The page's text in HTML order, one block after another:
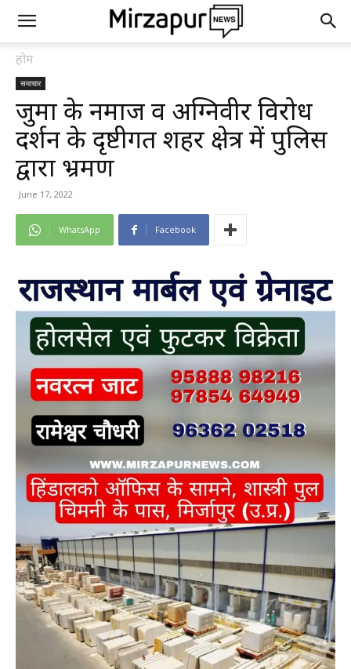
होम
समाचार
जुमा के नमाज व अग्निवीर विरोध
प्रदर्शन के दृष्टीगत शहर क्षेत्र में पुलिस
द्वारा भ्रमण
June 17, 2022
WhatsApp Facebook